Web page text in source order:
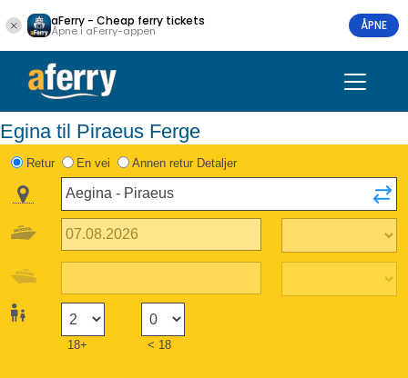
aFerry - Cheap ferry tickets
Åpne i aFerry-appen ÅPNE
Egina til Piraeus Ferge
Retur En vei Annen retur Detaljer
18+ < 18